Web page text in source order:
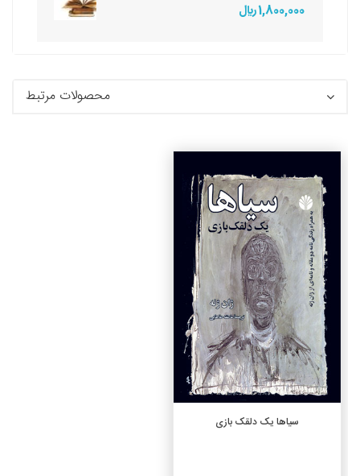
1,800,000 ريال
محصولات مرتبط
افزودن به سبد خرید
سیاها یک دلقک بازی